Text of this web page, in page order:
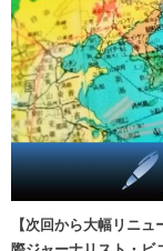
【次回から大幅リニ